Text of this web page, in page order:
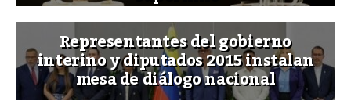
Representantes del gobierno
interino y diputados 2015 instalan
mesa de diálogo nacional